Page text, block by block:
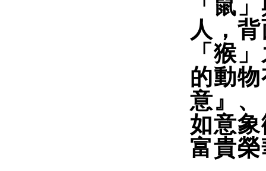
「鼠
人，
「猴
的動
意』
如意
富貴